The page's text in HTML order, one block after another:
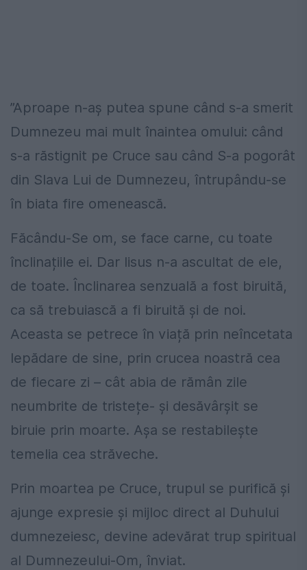
”Aproape n-aș putea spune când s-a smerit
Dumnezeu mai mult înaintea omului: când
s-a răstignit pe Cruce sau când S-a pogorât
din Slava Lui de Dumnezeu, întrupându-se
în biata fire omenească.
Făcându-Se om, se face carne, cu toate
înclinațiile ei. Dar Iisus n-a ascultat de ele,
de toate. Înclinarea senzuală a fost biruită,
ca să trebuiască a fi biruită și de noi.
Aceasta se petrece în viață prin neîncetata
lepădare de sine, prin crucea noastră cea
de fiecare zi – cât abia de rămân zile
neumbrite de tristețe- și desăvârșit se
biruie prin moarte. Așa se restabilește
temelia cea străveche.
Prin moartea pe Cruce, trupul se purifică și
ajunge expresie și mijloc direct al Duhului
dumnezeiesc, devine adevărat trup spiritual
al Dumnezeului-Om, înviat.